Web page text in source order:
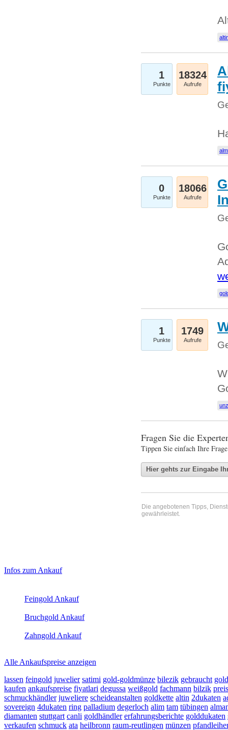
1
Punkte
18324
Aufrufe
0
Punkte
18066
Aufrufe
1
Punkte
1749
Aufrufe
Fragen Sie die
Tippen Sie einfach Ihre
Die angebotenen Tipps,
gewährleistet.
Sidebar
Infos zum Ankauf
Feingold Ankauf
Bruchgold Ankauf
Zahngold Ankauf
Alle Ankaufspreise anzeigen
lassen feingold juwelier satimi gold-goldmünze bilezik gebraucht
kaufen ankaufspreise fiyatlari degussa weißgold fachmann bilzik
schmuckhändler juweliere scheideanstalten goldkette altin 2dukaten
sovereign 4dukaten ring palladium degerloch alim tam tübingen
diamanten stuttgart canli goldhändler erfahrungsberichte golddukaten
verkaufen schmuck ata heilbronn raum-reutlingen münzen